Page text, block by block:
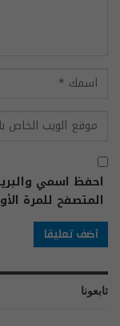
احفظ اسمي
المتصفح للمرة
تابعونا